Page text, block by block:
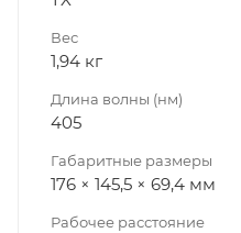
Вес
1,94 кг
Длина волны (нм)
405
Габаритные размеры
176 × 145,5 × 69,4 мм
Рабочее расстояние